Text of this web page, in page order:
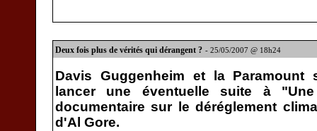
Deux fois plus de vérités qui dérangent ? - 25/05/2007 @ 18h24
Davis Guggenheim et la
lancer une éventuelle suite à
documentaire sur le déréglement
d'Al Gore.